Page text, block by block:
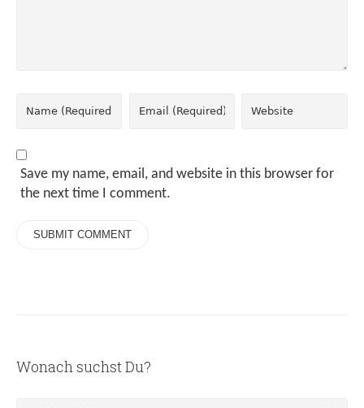
Save my name, email, and website in this browser for
the next time I comment.
Wonach suchst Du?